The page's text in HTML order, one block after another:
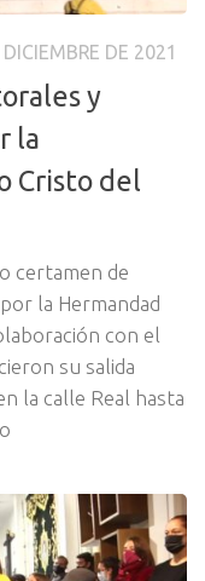
DE 2021
y
la
Cristo del
certamen de
la Hermandad
con el
su salida
la calle Real hasta